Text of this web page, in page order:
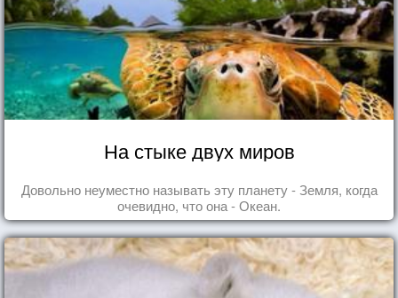
На стыке двух миров
Довольно неуместно называть эту планету - Земля, когда
очевидно, что она - Океан.